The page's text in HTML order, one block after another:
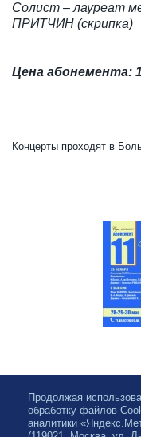
Солист – лауреат
ПРИТЧИН (скрипка)
Цена абонемента:
Концерты проходят в
Продолжая
обработку файлов
аналитики